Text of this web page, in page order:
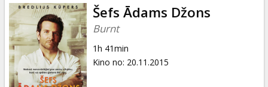
Šefs Ādams Džons
Burnt
1h 41min
Kino no: 20.11.2015